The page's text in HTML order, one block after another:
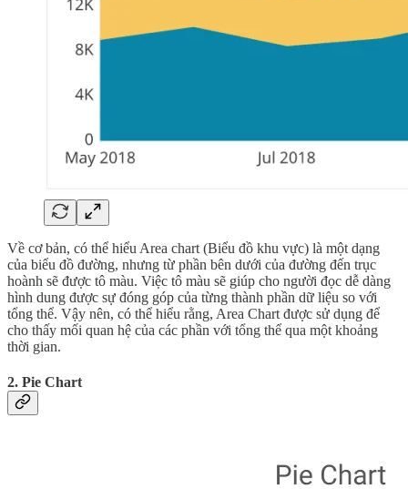
Về cơ bản, có thể hiểu Area chart (Biểu đồ khu vực) là một dạng
của biểu đồ đường, nhưng từ phần bên dưới của đường đến trục
hoành sẽ được tô màu. Việc tô màu sẽ giúp cho người đọc dễ dàng
hình dung được sự đóng góp của từng thành phần dữ liệu so với
tổng thể. Vậy nên, có thể hiểu rằng, Area Chart được sử dụng để
cho thấy mối quan hệ của các phần với tổng thể qua một khoảng
thời gian.
2. Pie Chart